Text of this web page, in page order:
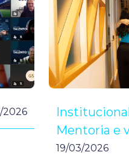
2026
Mentoria e
19/03/2026